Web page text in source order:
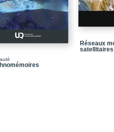
Réseaux
satellitaires